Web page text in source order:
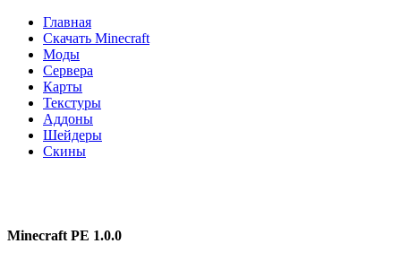
Главная
Скачать Minecraft
Моды
Сервера
Карты
Текстуры
Аддоны
Шейдеры
Скины
Minecraft PE 1.0.0